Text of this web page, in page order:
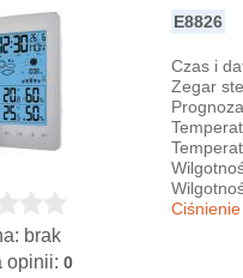
E8826
brak
opinii:0
Czas i
Zegar